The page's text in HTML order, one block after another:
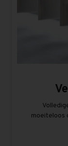
moeiteloos